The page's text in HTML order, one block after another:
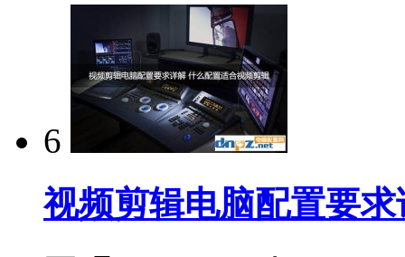
6
视频剪辑电脑配置要